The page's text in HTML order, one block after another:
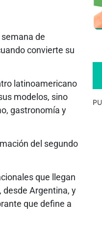
de
convierte su
latinoamericano
modelos, sino
gastronomía y
del segundo
que llegan
desde Argentina, y
que define a